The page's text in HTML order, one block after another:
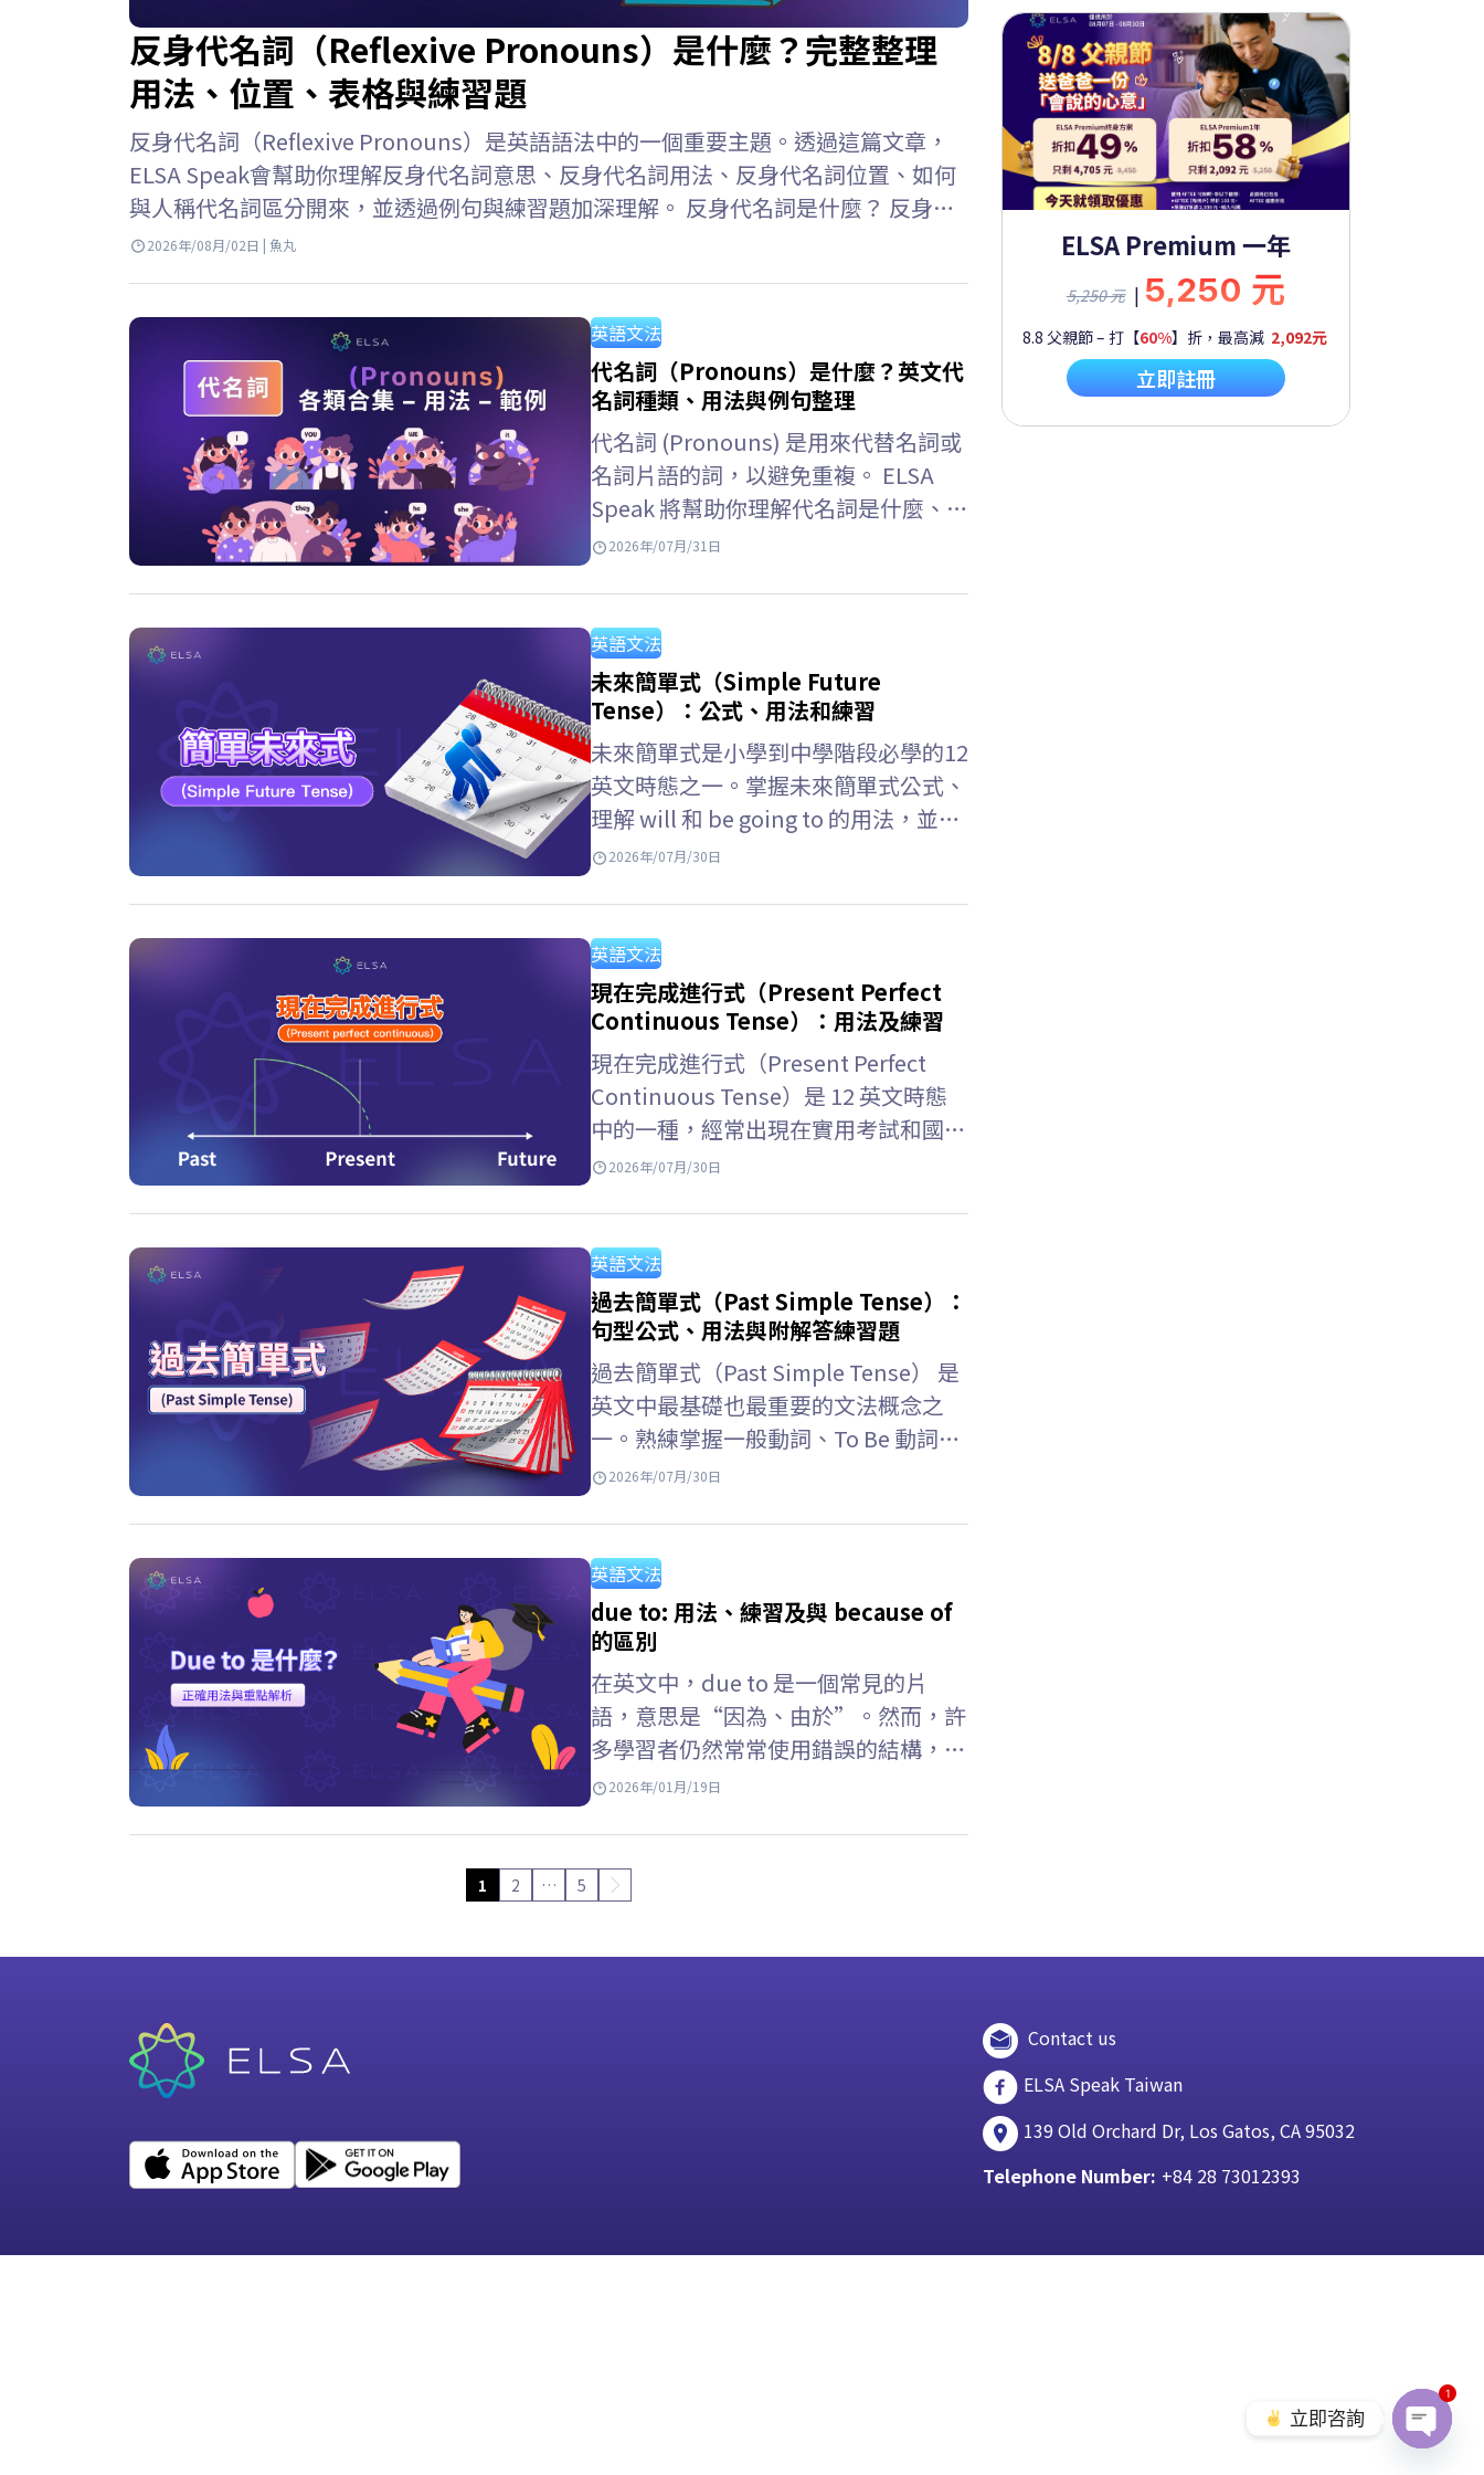
反身代名詞（Reflexive Pronouns）是什麼？完整整理
用法、位置、表格與練習題
反身代名詞（Reflexive Pronouns）是英語語法中的一個重要主題。透過這篇文章，
ELSA Speak會幫助你理解反身代名詞意思、反身代名詞用法、反身代名詞位置、如何
與人稱代名詞區分開來，並透過例句與練習題加深理解。 反身代名詞是什麼？ 反身代
名詞的意思 反身代名詞 英文 (Reflexive Pronouns) 是指句子中的主詞和受詞指涉同一
2026年/08月/02日 | 魚丸
英語文法
代名詞（Pronouns）是什麼？英文代
名詞種類、用法與例句整理
代名詞 (Pronouns) 是用來代替名詞或
名詞片語的詞，以避免重複。 ELSA
Speak 將幫助你理解代名詞是什麼、代
名詞 意思，掌握常見的代名詞類型，
代名詞 英文…
2026年/07月/31日
英語文法
未來簡單式（Simple Future
Tense）：公式、用法和練習
未來簡單式是小學到中學階段必學的12
英文時態之一。掌握未來簡單式公式、
理解 will 和 be going to 的用法，並了
解未來簡單式 未來進行式的差別，將
2026年/07月/30日
英語文法
現在完成進行式（Present Perfect
Continuous Tense）：用法及練習
現在完成進行式（Present Perfect
Continuous Tense）是 12 英文時態
中的一種，經常出現在實用考試和國際
學術考試中。與 ELSA Speak 一起學習
表達動作的持續性！ 現在完成進行式
是什麼？…
2026年/07月/30日
英語文法
過去簡單式（Past Simple Tense）：
句型公式、用法與附解答練習題
過去簡單式（Past Simple Tense） 是
英文中最基礎也最重要的文法概念之
一。熟練掌握一般動詞、To Be 動詞的
變化規則以及辨識信號詞，將有助於你
明吧。 過去簡單式是什麼？…
2026年/07月/30日
英語文法
due to: 用法、練習及與 because of
的區別
在英文中，due to 是一個常見的片
語，意思是“因為、由於”。然而，許
多學習者仍然常常使用錯誤的結構，或
混淆 because of 與 due to 的用法。
2026年/01月/19日
1 2 … 5
ELSA Premium 一年
5,250 元 | 5,250 元
8.8 父親節 – 打【60%】折，最高減 2,092元
立即註冊
Contact us
ELSA Speak Taiwan
139 Old Orchard Dr, Los Gatos, CA 95032
Telephone Number: +84 28 73012393
立即咨詢
1